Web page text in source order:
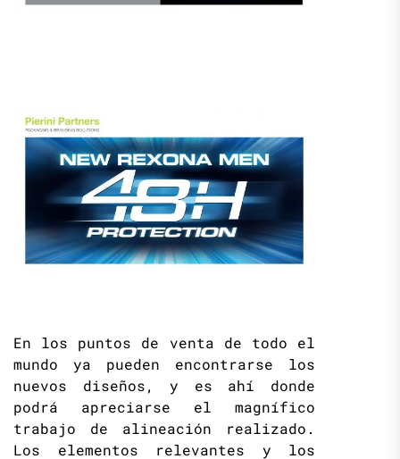
En los puntos de venta de todo el
mundo ya pueden encontrarse los
nuevos diseños, y es ahí donde
podrá apreciarse el magnífico
trabajo de alineación realizado.
Los elementos relevantes y los